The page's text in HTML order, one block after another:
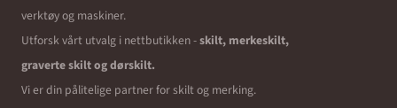
verktøy og maskiner.
Utforsk vårt utvalg i nettbutikken -skilt, merkeskilt,
graverte skilt og dørskilt.
Vi er din pålitelige partner for skilt og merking.